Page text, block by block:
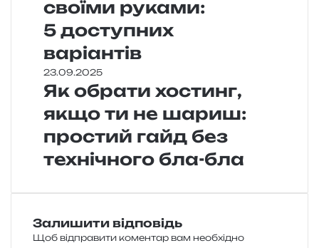
своїми руками:
5 доступних
варіантів
23.09.2025
Як обрати хостинг,
якщо ти не шариш:
простий гайд без
технічного бла-бла
Залишити відповідь
Щоб відправити коментар вам необхідно